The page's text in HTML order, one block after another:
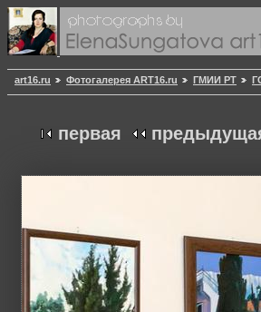
art16.ru Фотогалерея ART16.ru ГМИИ РТ
первая